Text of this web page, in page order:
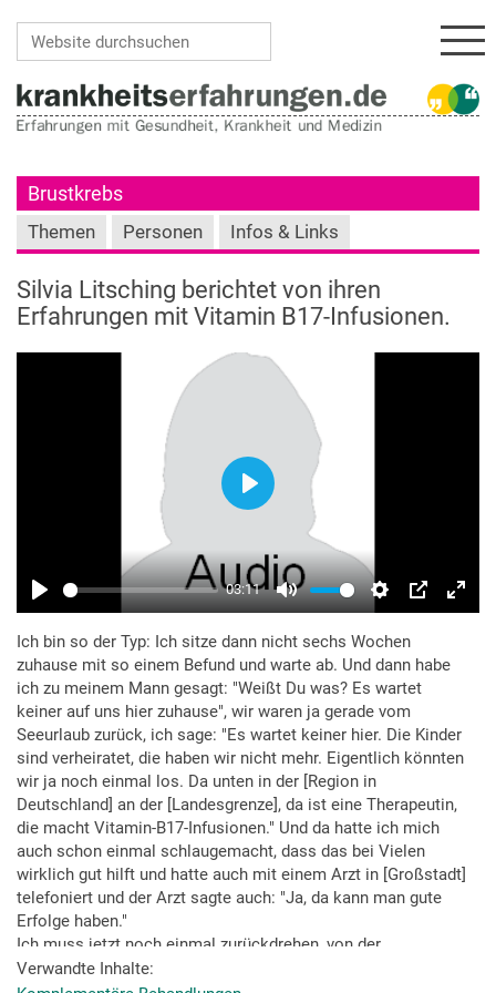
Brustkrebs
Themen Personen Infos & Links
Silvia Litsching berichtet von ihren
Erfahrungen mit Vitamin B17-Infusionen.
Ich bin so der Typ: Ich sitze dann nicht sechs Wochen
zuhause mit so einem Befund und warte ab. Und dann habe
ich zu meinem Mann gesagt: "Weißt Du was? Es wartet
keiner auf uns hier zuhause", wir waren ja gerade vom
Seeurlaub zurück, ich sage: "Es wartet keiner hier. Die Kinder
sind verheiratet, die haben wir nicht mehr. Eigentlich könnten
wir ja noch einmal los. Da unten in der [Region in
Deutschland] an der [Landesgrenze], da ist eine Therapeutin,
die macht Vitamin-B17-Infusionen." Und da hatte ich mich
auch schon einmal schlaugemacht, dass das bei Vielen
wirklich gut hilft und hatte auch mit einem Arzt in [Großstadt]
telefoniert und der Arzt sagte auch: "Ja, da kann man gute
Erfolge haben."
Ich muss jetzt noch einmal zurückdrehen, von der
Reihenfolge her: Während der Chemotherapie war ich alle
Verwandte Inhalte